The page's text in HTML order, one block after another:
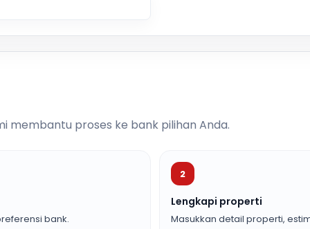
membantu proses ke bank pilihan Anda.
bank.
2
Lengkapi properti
Masukkan detail properti,